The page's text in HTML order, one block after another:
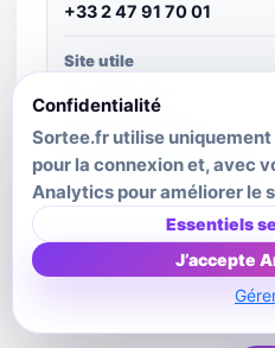
+33 2 47 91 70 01
Site utile
Structure publiante
SIT Centre-Val de Loire
Dernière mise à jour
2026-07-10T04:36:44.1Z
Confidentialité
Sortee.fr utilise
pour la connexion et, avec
Analytics pour améliorer le
Essentiels
J’accepte